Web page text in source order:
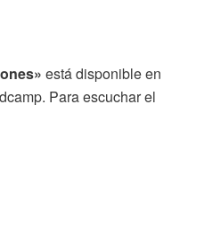
está disponible en
Para escuchar el